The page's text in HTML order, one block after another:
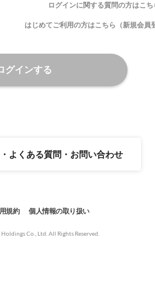
ログインに関する質問の方はこち
はじめてご利用の方はこちら（新規会員
グインする
よくある質問・お問い合わせ
規約 個人情報の取り扱い
Co., Ltd. All Rights Reserved.